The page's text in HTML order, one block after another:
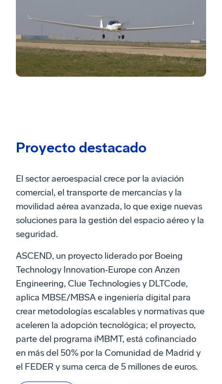
Proyecto destacado
El sector aeroespacial crece por la aviación
comercial, el transporte de mercancías y la
movilidad aérea avanzada, lo que exige nuevas
soluciones para la gestión del espacio aéreo y la
seguridad.
ASCEND, un proyecto liderado por Boeing
Technology Innovation‑Europe con Anzen
Engineering, Clue Technologies y DLTCode,
aplica MBSE/MBSA e ingeniería digital para
crear metodologías escalables y normativas que
aceleren la adopción tecnológica; el proyecto,
parte del programa iMBMT, está cofinanciado
en más del 50% por la Comunidad de Madrid y
el FEDER y suma cerca de 5 millones de euros.